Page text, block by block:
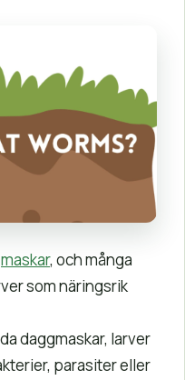
maskar, och många
som näringsrik
daggmaskar, larver
parasiter eller